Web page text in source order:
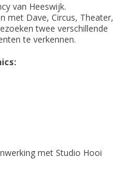
van Heeswijk.
met Dave, Circus, Theater,
twee verschillende
te verkennen.
met Studio Hooi